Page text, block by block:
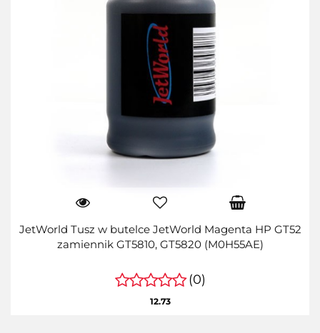
JetWorld Tusz w butelce JetWorld Magenta HP GT52
zamiennik GT5810, GT5820 (M0H55AE)
(0)
12.73